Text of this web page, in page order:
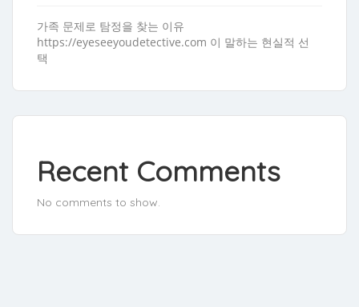
가족 문제로 탐정을 찾는 이유
https://eyeseeyoudetective.com 이 말하는 현실적 선
택
Recent Comments
No comments to show.